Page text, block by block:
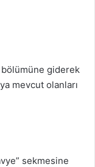
bölümüne giderek
mevcut olanları
sekmesine